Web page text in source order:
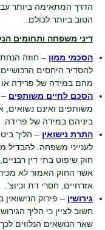
הדרך המתאימה ביותר
הטוב ביותר לכולם.
דיני משפחה ותחומים
הסכמי ממון – חוזה
להסדיר היחסים
מהם במידה של פרידה או
הסכם לחיים משותפים –
משותפים ואינם
ביניהם במידה של פרידה.
התרת נישואין – הליך
לענייני משפחה. להבדיל
חוק שיפוט בתי דין
אשר החוק האמור לא מכיר
אזרחיים, חסרי דת וכיוצ'.
גירושין – פירוק
חשוב לציין כי הליך
שאר הנושאים הנלווים